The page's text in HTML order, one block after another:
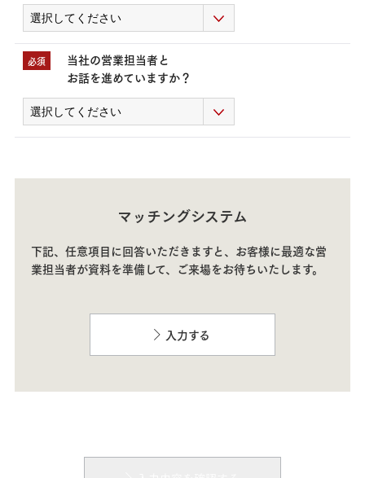
必須
当社の営業担当者と
お話を進めていますか？
マッチングシステム
下記、任意項目に回答いただきますと、お客様に最適な営
業担当者が資料を準備して、 ご来場をお待ちいたします。
入力する